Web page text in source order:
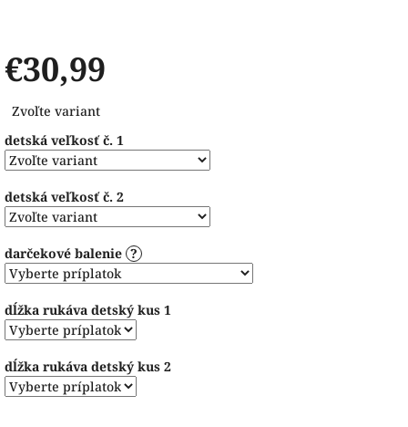
€30,99
cena:
Zvoľte variant
detská veľkosť č. 1
detská veľkosť č. 2
darčekové balenie ?
dĺžka rukáva detský kus 1
dĺžka rukáva detský kus 2